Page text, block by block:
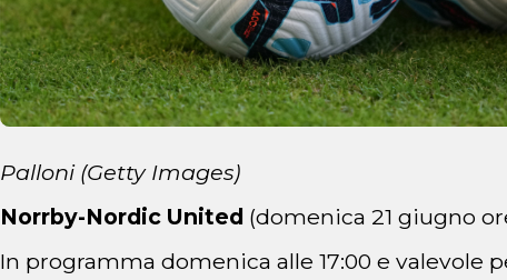
Palloni (Getty Images)
Norrby-Nordic United (domenica 21 giugno
In programma domenica alle 17:00 e valevole